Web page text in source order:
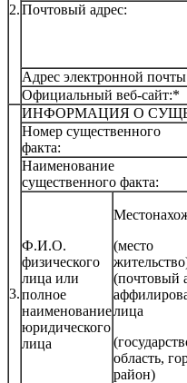
2.Почтовый адрес:
Адрес электронной
Официальный веб-сайт:*
3.
ИНФОРМАЦИЯ О
Номер существенного
факта:
Наименование
существенного факта:
Ф.И.О.
физического
лица или
полное
наименование
юридического
лица
(место
(почтовый
лица
область,
район)